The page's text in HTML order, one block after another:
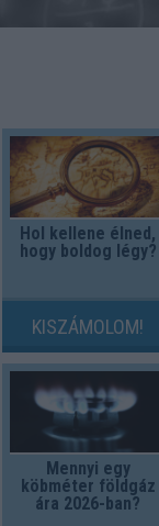
Hol kellene élned,
hogy boldog légy?
KISZÁMOLOM!
Mennyi egy
köbméter földgáz
ára 2026-ban?